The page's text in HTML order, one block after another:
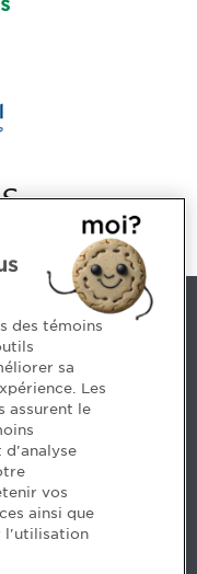
(Québec)
your career? See
des témoins
sa
Les
assurent le
d'analyse
vos
ainsi que
l'utilisation